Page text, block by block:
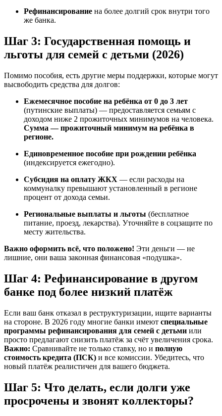
Рефинансирование на более долгий срок внутри того
же банка.
Шаг 3: Государственная помощь и
льготы для семей с детьми (2026)
Помимо пособия, есть другие меры поддержки, которые могут
высвободить средства для долгов:
Ежемесячное пособие на ребёнка от 0 до 3 лет
(путинские выплаты) — предоставляется семьям с
доходом ниже 2 прожиточных минимумов на человека.
Сумма — прожиточный минимум на ребёнка в
регионе.
Единовременное пособие при рождении ребёнка
(индексируется ежегодно).
Субсидия на оплату ЖКХ — если расходы на
коммуналку превышают установленный в регионе
процент от дохода семьи.
Региональные выплаты и льготы (бесплатное
питание, проезд, лекарства). Уточняйте в соцзащите по
месту жительства.
Важно оформить всё, что положено! Эти деньги — не
лишние, они ваша законная финансовая «подушка».
Шаг 4: Рефинансирование в другом
банке под более низкий платёж
Если ваш банк отказал в реструктуризации, ищите варианты
на стороне. В 2026 году многие банки имеют специальные
программы рефинансирования для семей с детьми или
просто предлагают снизить платёж за счёт увеличения срока.
Важно: Сравнивайте не только ставку, но и полную
стоимость кредита (ПСК) и все комиссии. Убедитесь, что
новый платёж реалистичен для вашего бюджета.
Шаг 5: Что делать, если долги уже
просрочены и звонят коллекторы?